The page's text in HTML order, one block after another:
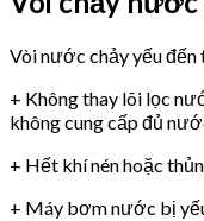
Vòi nước chảy yếu đến
+ Không thay lõi lọc
không cung cấp đủ
+ Hết khí nén hoặc
+ Máy bơm nước bị